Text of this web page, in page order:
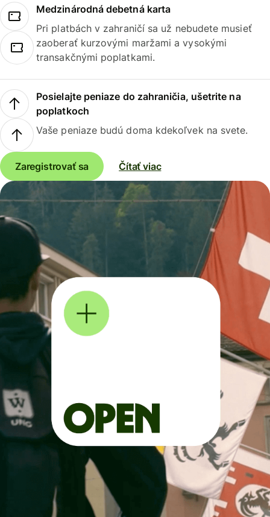
Medzinárodná debetná karta
Pri platbách v zahraničí sa už nebudete musieť
zaoberať kurzovými maržami a vysokými
transakčnými poplatkami.
Posielajte peniaze do zahraničia, ušetrite na
poplatkoch
Vaše peniaze budú doma kdekoľvek na svete.
Zaregistrovať sa Čítať viac